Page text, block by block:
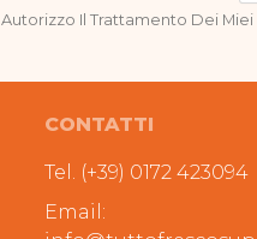
Autorizzo Il Trattamento Dei Miei
CONTATTI
Tel. (+39) 0172 423094
Email: